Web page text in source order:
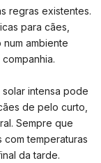
regras existentes.
para cães,
ambiente
intensa pode
de pelo curto,
Sempre que
temperaturas
da tarde.